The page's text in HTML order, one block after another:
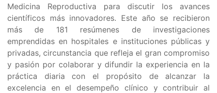
Medicina Reproductiva para discutir los avances
científicos más innovadores. Este año se recibieron
más de 181 resúmenes de investigaciones
emprendidas en hospitales e instituciones públicas y
privadas, circunstancia que refleja el gran compromiso
y pasión por colaborar y difundir la experiencia en la
práctica diaria con el propósito de alcanzar la
excelencia en el desempeño clínico y contribuir al